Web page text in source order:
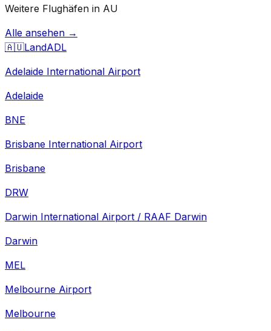
Weitere Flughäfen in AU
Alle ansehen →
🇦🇺LandADL
Adelaide International Airport
Adelaide
BNE
Brisbane International Airport
Brisbane
DRW
Darwin International Airport / RAAF Darwin
Darwin
MEL
Melbourne Airport
Melbourne